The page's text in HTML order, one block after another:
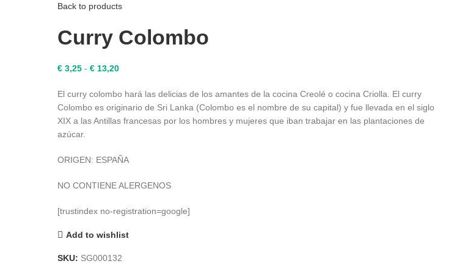
Back to products
Curry Colombo
€ 3,25 - € 13,20Rango
precios:
desde
€ 3,25
El curry colombo hará las delicias de los amantes de la cocina Creolé o cocina Criolla. El curry
Colombo es originario de Sri Lanka (Colombo es el nombre de su capital) y fue llevada en el siglo
XIX a las Antillas francesas por los hombres y mujeres que iban trabajar en las plantaciones de
azúcar.
ORIGEN: ESPAÑA
NO CONTIENE ALERGENOS
[trustindex no-registration=google]
Add to wishlist
SKU: SG000132